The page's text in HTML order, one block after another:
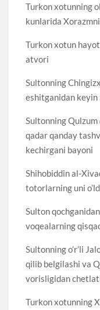
Turkon xotunning
kunlarida
Turkon xotun
atvori
Sultonning
eshitganidan
Sultonning
qadar qanday
kechirgani bayoni
Shihobiddin al-
totorlarning uni
Sulton
voqealarning
Sultonning o’r’li
qilib belgilashi va
vorisligidan
Turkon xotunning